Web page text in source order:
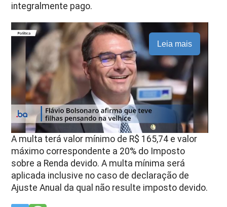
integralmente pago.
Leia mais
A multa terá valor mínimo de R$ 165,74 e valor
máximo correspondente a 20% do Imposto
sobre a Renda devido. A multa mínima será
aplicada inclusive no caso de declaração de
Ajuste Anual da qual não resulte imposto devido.